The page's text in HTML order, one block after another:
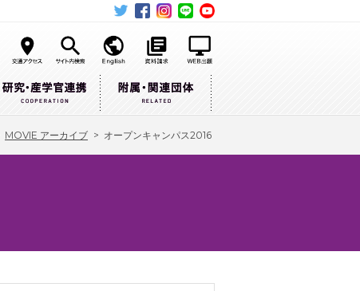
MOVIE アーカイブ > オープンキャンパス2016